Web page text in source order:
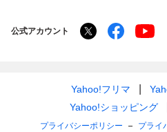
公式アカウント
Yahoo!フリマ
Yahoo!ショッピング
プライバシーポリシー プライ